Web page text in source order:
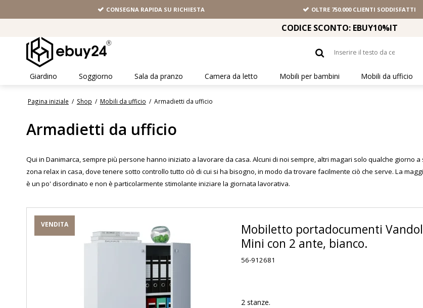
CONSEGNA RAPIDA SU RICHIESTA OLTRE 750.000 CLIENTI SODDISFATTI
CODICE SCONTO: EBUY10%IT
Giardino Soggiorno Sala da pranzo Camera da letto Mobili per bambini Mobili da ufficio
Pagina iniziale / Shop / Mobili da ufficio / Armadietti da ufficio
Armadietti da ufficio
Qui in Danimarca, sempre più persone hanno iniziato a lavorare da casa. Alcuni di noi sempre, altri magari solo qualche giorno
zona relax in casa, dove tenere sotto controllo tutto ciò di cui si ha bisogno, in modo da trovare facilmente ciò che serve. La
è un po' disordinato e non è particolarmente stimolante iniziare la giornata lavorativa.
VENDITA
Mobiletto portadocumenti Vandol
Mini con 2 ante, bianco.
56-912681
2 stanze.